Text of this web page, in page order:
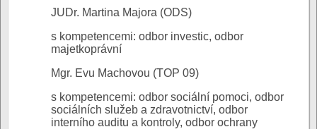
JUDr. Martina Majora (ODS)
s kompetencemi: odbor investic, odbor
majetkoprávní
Mgr. Evu Machovou (TOP 09)
s kompetencemi: odbor sociální pomoci, odbor
sociálních služeb a zdravotnictví, odbor
interního auditu a kontroly, odbor ochrany